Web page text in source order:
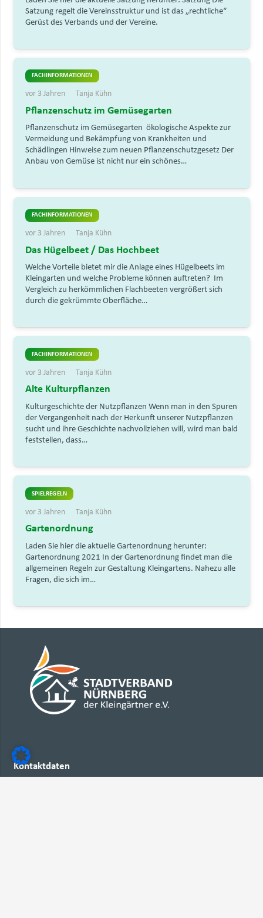
Satzung regelt die Vereinsstruktur und ist das „rechtliche“
Gerüst des Verbands und der Vereine.
FACHINFORMATIONEN
vor 3 Jahren Tanja Kühn
Pflanzenschutz im Gemüsegarten
Pflanzenschutz im Gemüsegarten ökologische Aspekte zur
Vermeidung und Bekämpfung von Krankheiten und
Schädlingen Hinweise zum neuen Pflanzenschutzgesetz Der
Anbau von Gemüse ist nicht nur ein schönes…
FACHINFORMATIONEN
vor 3 Jahren Tanja Kühn
Das Hügelbeet / Das Hochbeet
Welche Vorteile bietet mir die Anlage eines Hügelbeets im
Kleingarten und welche Probleme können auftreten? Im
Vergleich zu herkömmlichen Flachbeeten vergrößert sich
durch die gekrümmte Oberfläche…
FACHINFORMATIONEN
vor 3 Jahren Tanja Kühn
Alte Kulturpflanzen
Kulturgeschichte der Nutzpflanzen Wenn man in den Spuren
der Vergangenheit nach der Herkunft unserer Nutzpflanzen
sucht und ihre Geschichte nachvollziehen will, wird man bald
feststellen, dass…
SPIELREGELN
vor 3 Jahren Tanja Kühn
Gartenordnung
Laden Sie hier die aktuelle Gartenordnung herunter:
Gartenordnung 2021 In der Gartenordnung findet man die
allgemeinen Regeln zur Gestaltung Kleingartens. Nahezu alle
Fragen, die sich im…
Kontaktdaten